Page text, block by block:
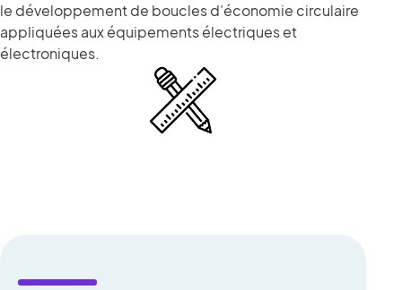
le développement de boucles d’économie circulaire
appliquées aux équipements électriques et
électroniques.